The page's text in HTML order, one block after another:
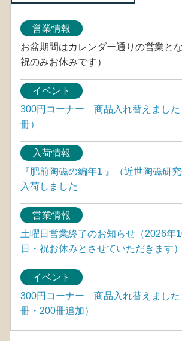
営業情報
お盆期間はカレンダー通りの営業と
祝のみお休みです）
イベント
300円コーナー 商品入れ替えました
冊）
入荷情報
『肥前陶磁の編年1 』（近世陶磁研
入荷しました
営業情報
土曜日営業終了のお知らせ（2026年
日・祝お休みとさせていただきます）
イベント
300円コーナー 商品入れ替えました
冊・200冊追加）